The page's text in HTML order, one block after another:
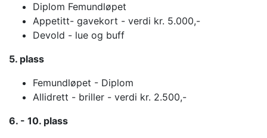
Diplom Femundløpet
Appetitt- gavekort - verdi kr. 5.000,-
Devold - lue og buff
5. plass
Femundløpet - Diplom
Allidrett - briller - verdi kr. 2.500,-
6. - 10. plass